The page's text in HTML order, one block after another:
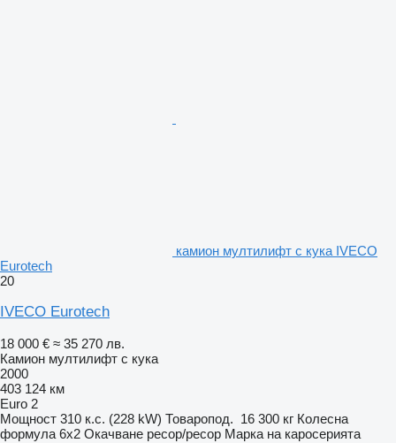
камион мултилифт с кука IVECO
Eurotech
20
IVECO Eurotech
18 000 € ≈ 35 270 лв.
Камион мултилифт с кука
2000
403 124 км
Euro 2
Мощност 310 к.с. (228 kW) Товаропод. 16 300 кг Колесна
формула 6x2 Окачване ресор/ресор Марка на каросерията